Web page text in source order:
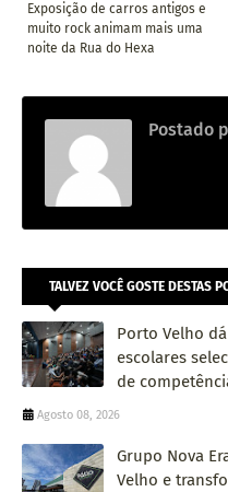
Exposição de carros antigos e
muito rock animam mais uma
noite da Rua do Hexa
Postado
TALVEZ VOCÊ GOSTE DESTAS
Porto Velho
escolares
de
Agosto 08, 2026
Grupo Nova
Velho e